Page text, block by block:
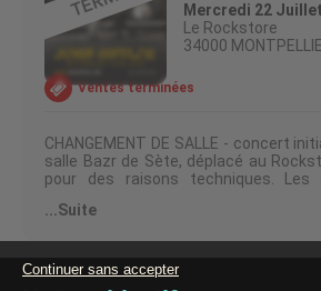
Mercredi 22
Le Rockstore
34000
Ventes terminées
CHANGEMENT DE SALLE - concert
salle Bazr de Sète, déplacé au
pour des raisons techniques.
John Butler est un artiste
des artistes indépendants les plus
...Suite